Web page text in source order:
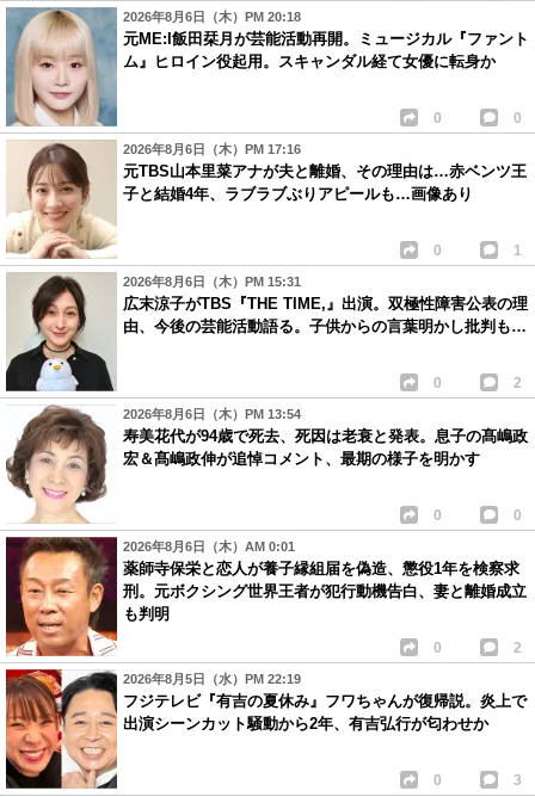
2026年8月6日（木）PM 20:18
元ME:I飯田栞月が芸能活動再開。ミュージカル『ファント
ム』ヒロイン役起用。スキャンダル経て女優に転身か
0 0
2026年8月6日（木）PM 17:16
元TBS山本里菜アナが夫と離婚、その理由は…赤ベンツ王
子と結婚4年、ラブラブぶりアピールも…画像あり
0 1
2026年8月6日（木）PM 15:31
広末涼子がTBS『THE TIME,』出演。双極性障害公表の理
由、今後の芸能活動語る。子供からの言葉明かし批判も…
0 2
2026年8月6日（木）PM 13:54
寿美花代が94歳で死去、死因は老衰と発表。息子の髙嶋政
宏＆髙嶋政伸が追悼コメント、最期の様子を明かす
0 0
2026年8月6日（木）AM 0:01
薬師寺保栄と恋人が養子縁組届を偽造、懲役1年を検察求
刑。元ボクシング世界王者が犯行動機告白、妻と離婚成立
も判明
0 2
2026年8月5日（水）PM 22:19
フジテレビ『有吉の夏休み』フワちゃんが復帰説。炎上で
出演シーンカット騒動から2年、有吉弘行が匂わせか
0 3